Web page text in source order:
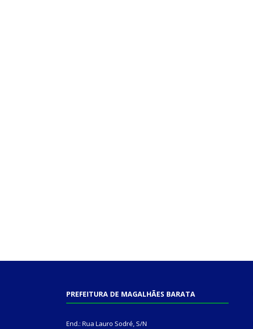
PREFEITURA DE MAGALHÃES BARATA
End.: Rua Lauro Sodré, S/N